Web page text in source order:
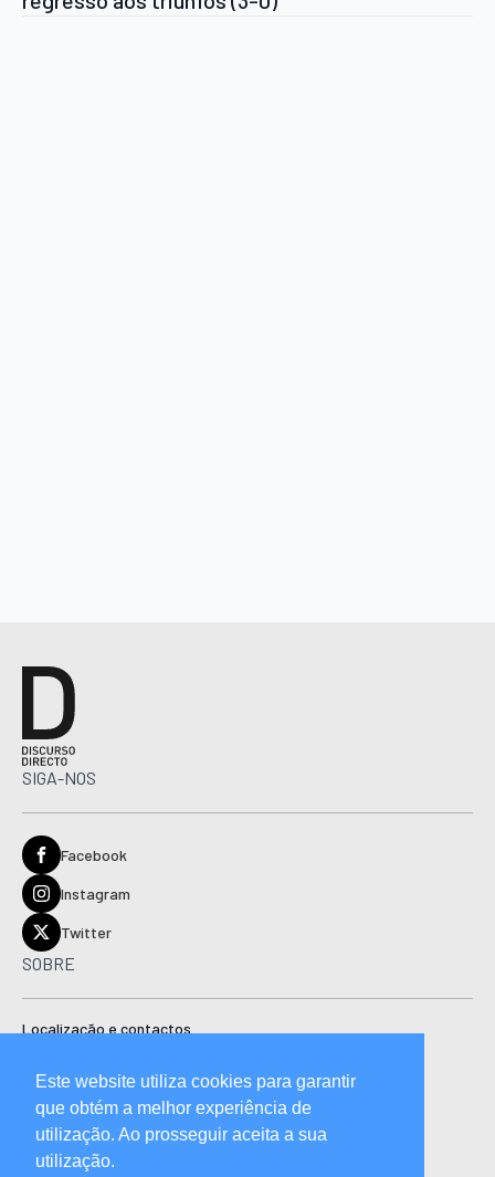
SIGA-NOS
Facebook
Instagram
Twitter
SOBRE
Localização e contactos
Ficha técnica
Manual de boas práticas editoriais e código de conduta
Este website utiliza cookies para garantir
que obtém a melhor experiência de
utilização. Ao prosseguir aceita a sua
utilização.